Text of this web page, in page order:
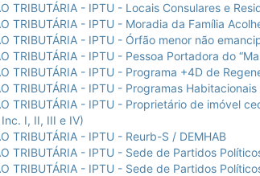
TRIBUTÁRIA - IPTU - Locais Consulares e
TRIBUTÁRIA - IPTU - Moradia da Família
TRIBUTÁRIA - IPTU - Órfão menor não
TRIBUTÁRIA - IPTU - Pessoa Portadora do
TRIBUTÁRIA - IPTU - Programa +4D de
TRIBUTÁRIA - IPTU - Programas
TRIBUTÁRIA - IPTU - Proprietário de imóvel
I, II, III e IV)
TRIBUTÁRIA - IPTU - Reurb-S / DEMHAB
TRIBUTÁRIA - IPTU - Sede de Partidos
TRIBUTÁRIA - IPTU - Sede de Partidos